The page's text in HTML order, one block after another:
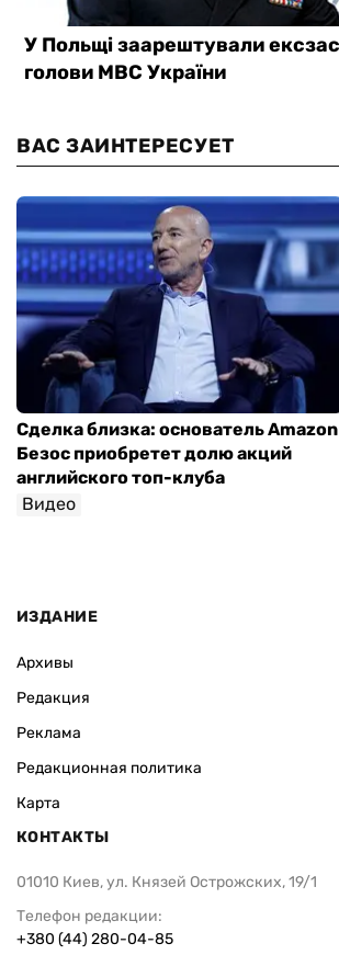
ВАС ЗАИНТЕРЕСУЕТ
Сделка близка: основатель Amazon
Безос приобретет долю акций
английского топ-клуба
Видео
ИЗДАНИЕ
Архивы
Редакция
Реклама
Редакционная политика
Карта
КОНТАКТЫ
01010 Киев, ул. Князей Острожских, 19/1
Телефон редакции:
+380 (44) 280-04-85